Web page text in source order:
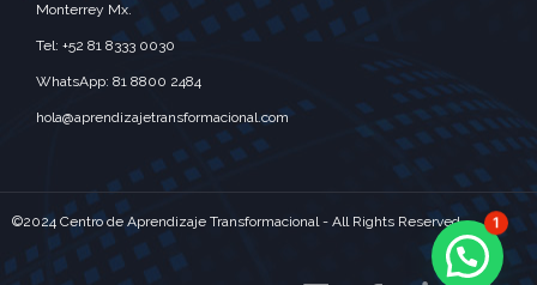
Monterrey Mx.‎
Tel: +52 81 8333 0030
WhatsApp: 81 8800 2484
hola@aprendizajetransformacional.com
©2024 Centro de Aprendizaje Transformacional - All Rights Reserved 1